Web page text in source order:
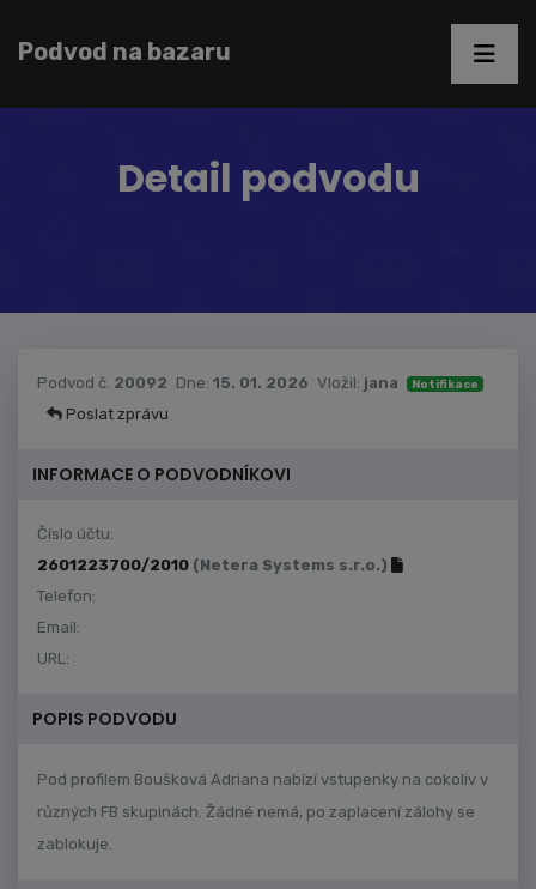
Podvod na bazaru
Detail podvodu
Podvod č. 20092 Dne: 15. 01. 2026 Vložil: jana Notifikace
Poslat zprávu
INFORMACE O PODVODNÍKOVI
Číslo účtu:
2601223700/2010 (Netera Systems s.r.o.)
Telefon:
Email:
URL:
POPIS PODVODU
Pod profilem Boušková Adriana nabízí vstupenky na cokoliv v
různých FB skupinách. Žádné nemá, po zaplacení zálohy se
zablokuje.